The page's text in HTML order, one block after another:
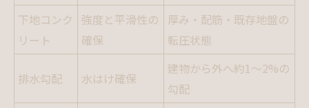
下地コンク
リート
強度と平滑性の
確保
厚み・配筋・既存地盤の
転圧状態
排水勾配 水はけ確保
建物から外へ約1〜2%の
勾配